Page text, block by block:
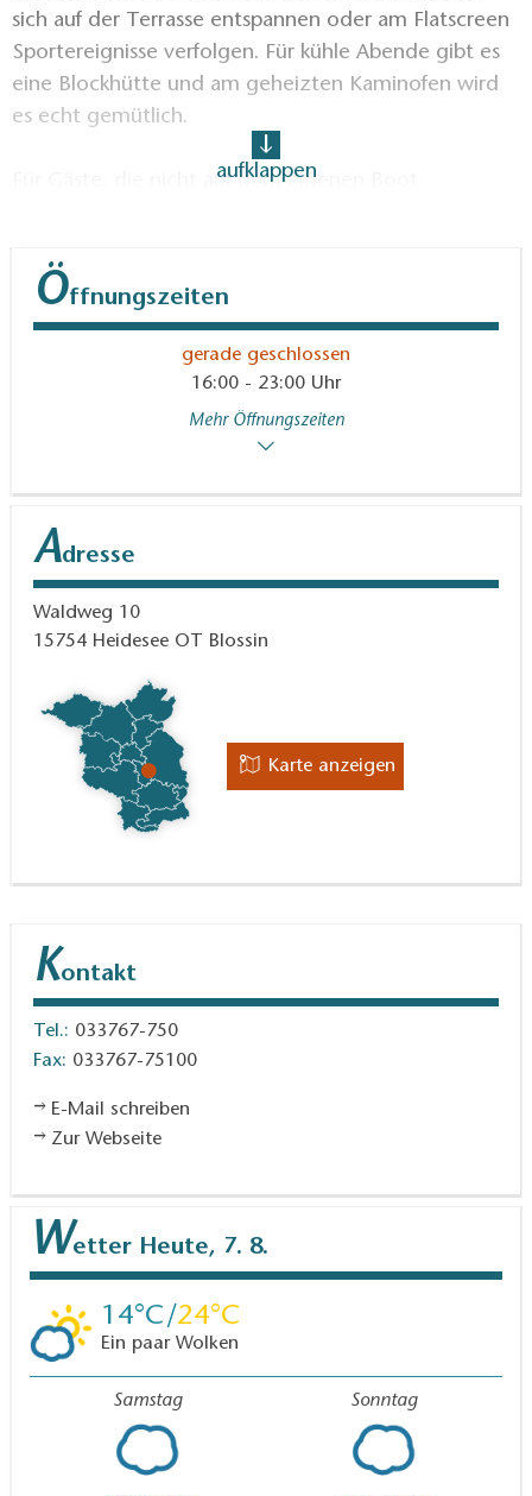
sich auf der Terrasse entspannen oder am Flatscreen
Sportereignisse verfolgen. Für kühle Abende gibt es
eine Blockhütte und am geheizten Kaminofen wird
es echt gemütlich.
Für Gäste, die nicht auf dem eigenen Boot
zu übernachten. Vollverpflegung ist möglich.
Am Hafen werden Kanus, SUPs, Segeljollen oder
Barkassen vermietet.Eine E-Bikes Ladestation ist am
aufklappen
Öffnungszeiten
gerade geschlossen
16:00 - 23:00 Uhr
Mehr Öffnungszeiten
Adresse
Waldweg 10
15754 Heidesee OT Blossin
Karte anzeigen
Kontakt
Tel.: 033767-750
Fax: 033767-75100
E-Mail schreiben
Zur Webseite
Wetter Heute, 7. 8.
14 24
Ein paar Wolken
Samstag Sonntag